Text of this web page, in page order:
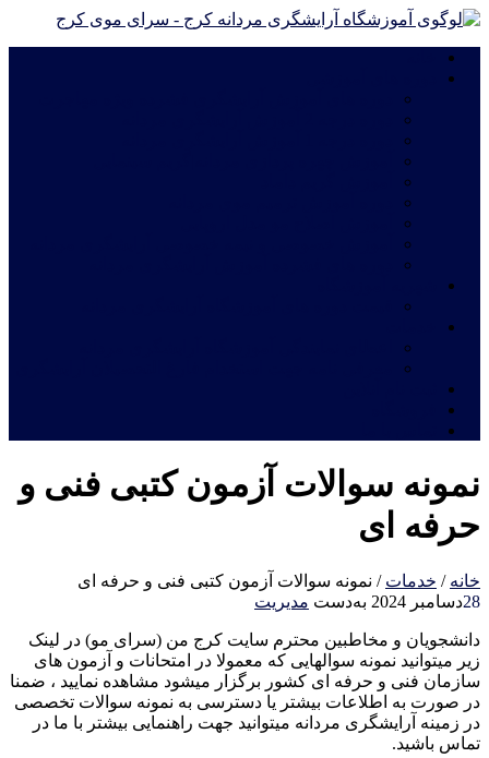
نمونه سوالات آزمون کتبی فنی و
حرفه ای
خانه / خدمات / نمونه سوالات آزمون کتبی فنی و حرفه ای
28دسامبر 2024 به‌دست مدیریت
دانشجویان و مخاطبین محترم سایت کرج من (سرای مو) در لینک
زیر میتوانید نمونه سوالهایی که معمولا در امتحانات و آزمون های
سازمان فنی و حرفه ای کشور برگزار میشود مشاهده نمایید ، ضمنا
در صورت به اطلاعات بیشتر یا دسترسی به نمونه سوالات تخصصی
در زمینه آرایشگری مردانه میتوانید جهت راهنمایی بیشتر با ما در
تماس باشید.